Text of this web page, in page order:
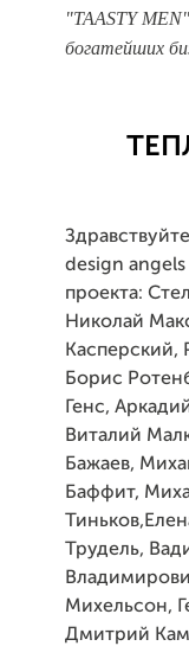
"TAASTY
богатейших
design
проекта:
Николай
Касперский,
Борис
Генс,
Виталий
Бажаев,
Баффит,
Трудель,
Михельсон,
Дмитрий